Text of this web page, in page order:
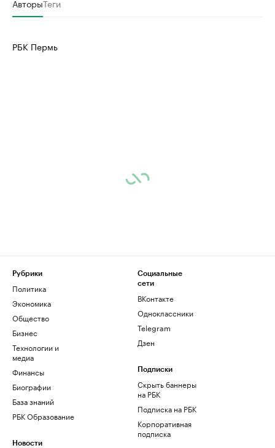
АвторыТеги
РБК Пермь
Рубрики
Политика
Экономика
Общество
Бизнес
Технологии и
медиа
Финансы
Биографии
База знаний
РБК Образование
Новости
Социальные
сети
ВКонтакте
Одноклассники
Telegram
Дзен
Подписки
Скрыть баннеры
на РБК
Подписка на РБК
Корпоративная
подписка